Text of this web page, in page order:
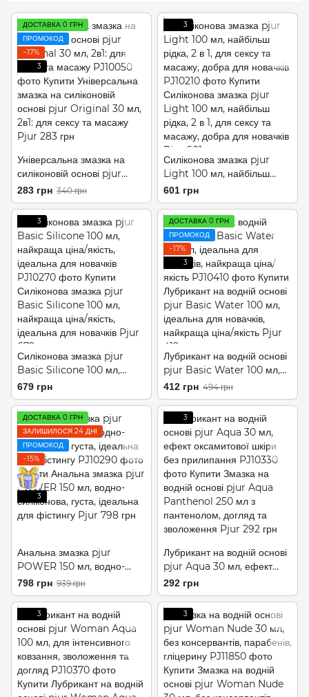
ДОСТАВКА 0 ГРН
ПРОМОКОД
−17%
3
Універсальна змазка на
силіконовій основі pjur
Original 30 мл, 2в1: для
сексу та масажу
283 грн 340 грн
3
Силіконова змазка pjur
Light 100 мл, найбільш
рідка, 2 в 1, для сексу та
масажу, добра для новачків
601 грн
3
Силіконова змазка pjur
Basic Silicone 100 мл,
найкраща ціна/якість,
ідеальна для новачків
679 грн
ДОСТАВКА 0 ГРН
ПРОМОКОД
−17%
3
Лубрикант на водній основі
pjur Basic Water 100 мл,
ідеальна для новачків,
найкраща ціна/якість
412 грн 494 грн
ДОСТАВКА 0 ГРН
ЗАЛИШИЛОСЯ 24 ДНІ
ПРОМОКОД
−15%
3
Анальна змазка pjur
POWER 150 мл, водно-
силіконова, густа, ідеальна
для фістингу
798 грн 939 грн
3
Лубрикант на водній основі
pjur Aqua 30 мл, ефект
оксамитової шкіри без
прилипання
292 грн
3 3